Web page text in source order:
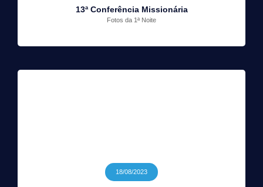
13ª Conferência Missionária
Fotos da 1ª Noite
18/08/2023